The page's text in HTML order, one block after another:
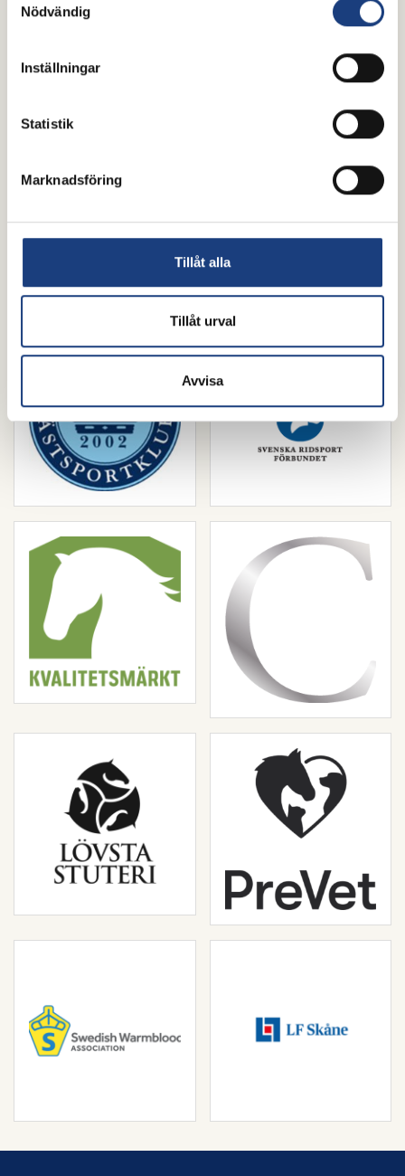
Nödvändig
Inställningar
Statistik
Marknadsföring
Tillåt alla
Tillåt urval
Avvisa